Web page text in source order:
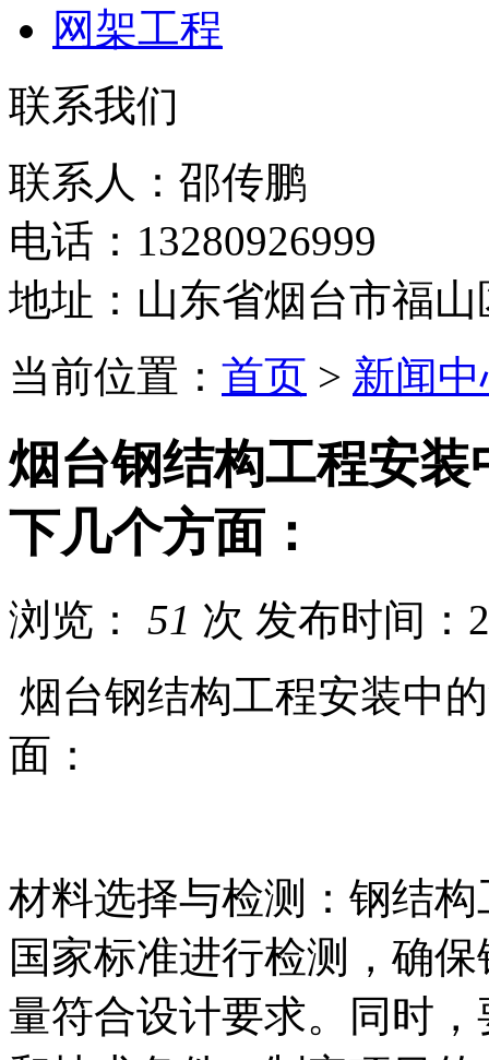
网架工程
联系我们
联系人：邵传鹏
电话：13280926999
地址：山东省烟台市福
当前位置： 首页 > 新闻
烟台钢结构工程安
下几个方面：
浏览： 51 次 发布时间：
烟台钢结构工程安装中
面：
材料选择与检测：钢结
国家标准进行检测，确
量符合设计要求。同时